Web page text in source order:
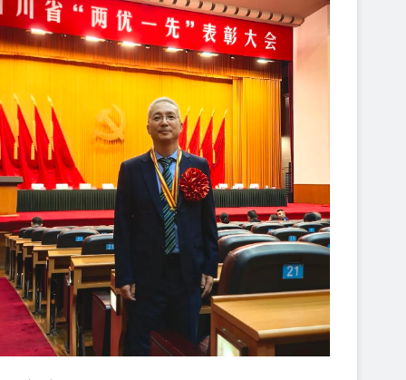
28.6%；截至年末，10859例患者因病情变化或死
等原因退出等待名单。全国器官供需比已恶化至